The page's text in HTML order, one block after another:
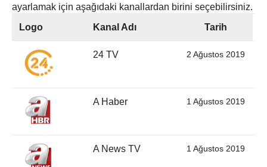
ayarlamak için aşağıdaki kanallardan birini seçebilirsiniz.
Logo
Kanal Adı Tarih
24 TV 2 Ağustos 2019
A Haber 1 Ağustos 2019
A News TV 1 Ağustos 2019